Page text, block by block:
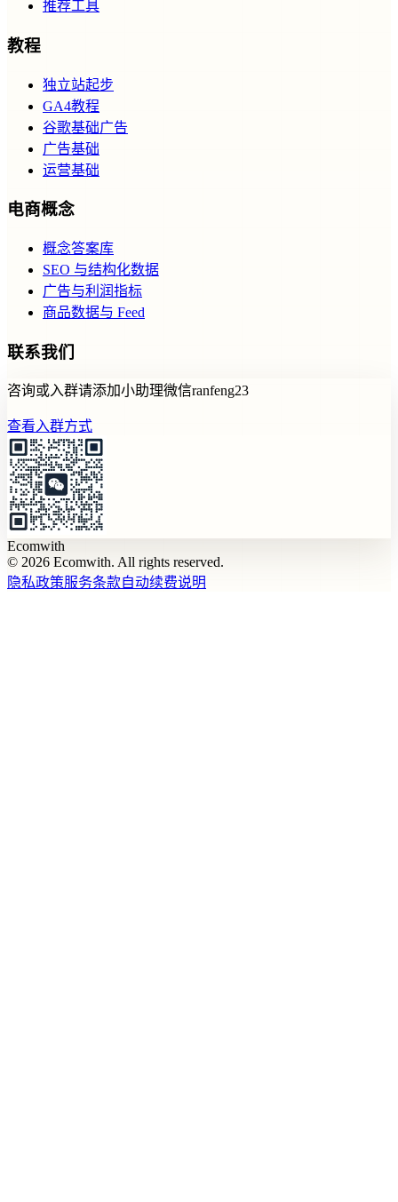
推荐工具
教程
独立站起步
GA4教程
谷歌基础广告
广告基础
运营基础
电商概念
概念答案库
SEO 与结构化数据
广告与利润指标
商品数据与 Feed
联系我们
咨询或入群请添加小助理微信ranfeng23
查看入群方式
Ecomwith
© 2026 Ecomwith. All rights reserved.
隐私政策服务条款自动续费说明